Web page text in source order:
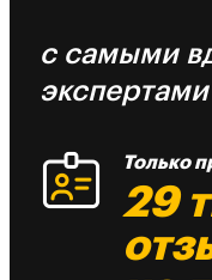
с самыми
экспертами
Только
29